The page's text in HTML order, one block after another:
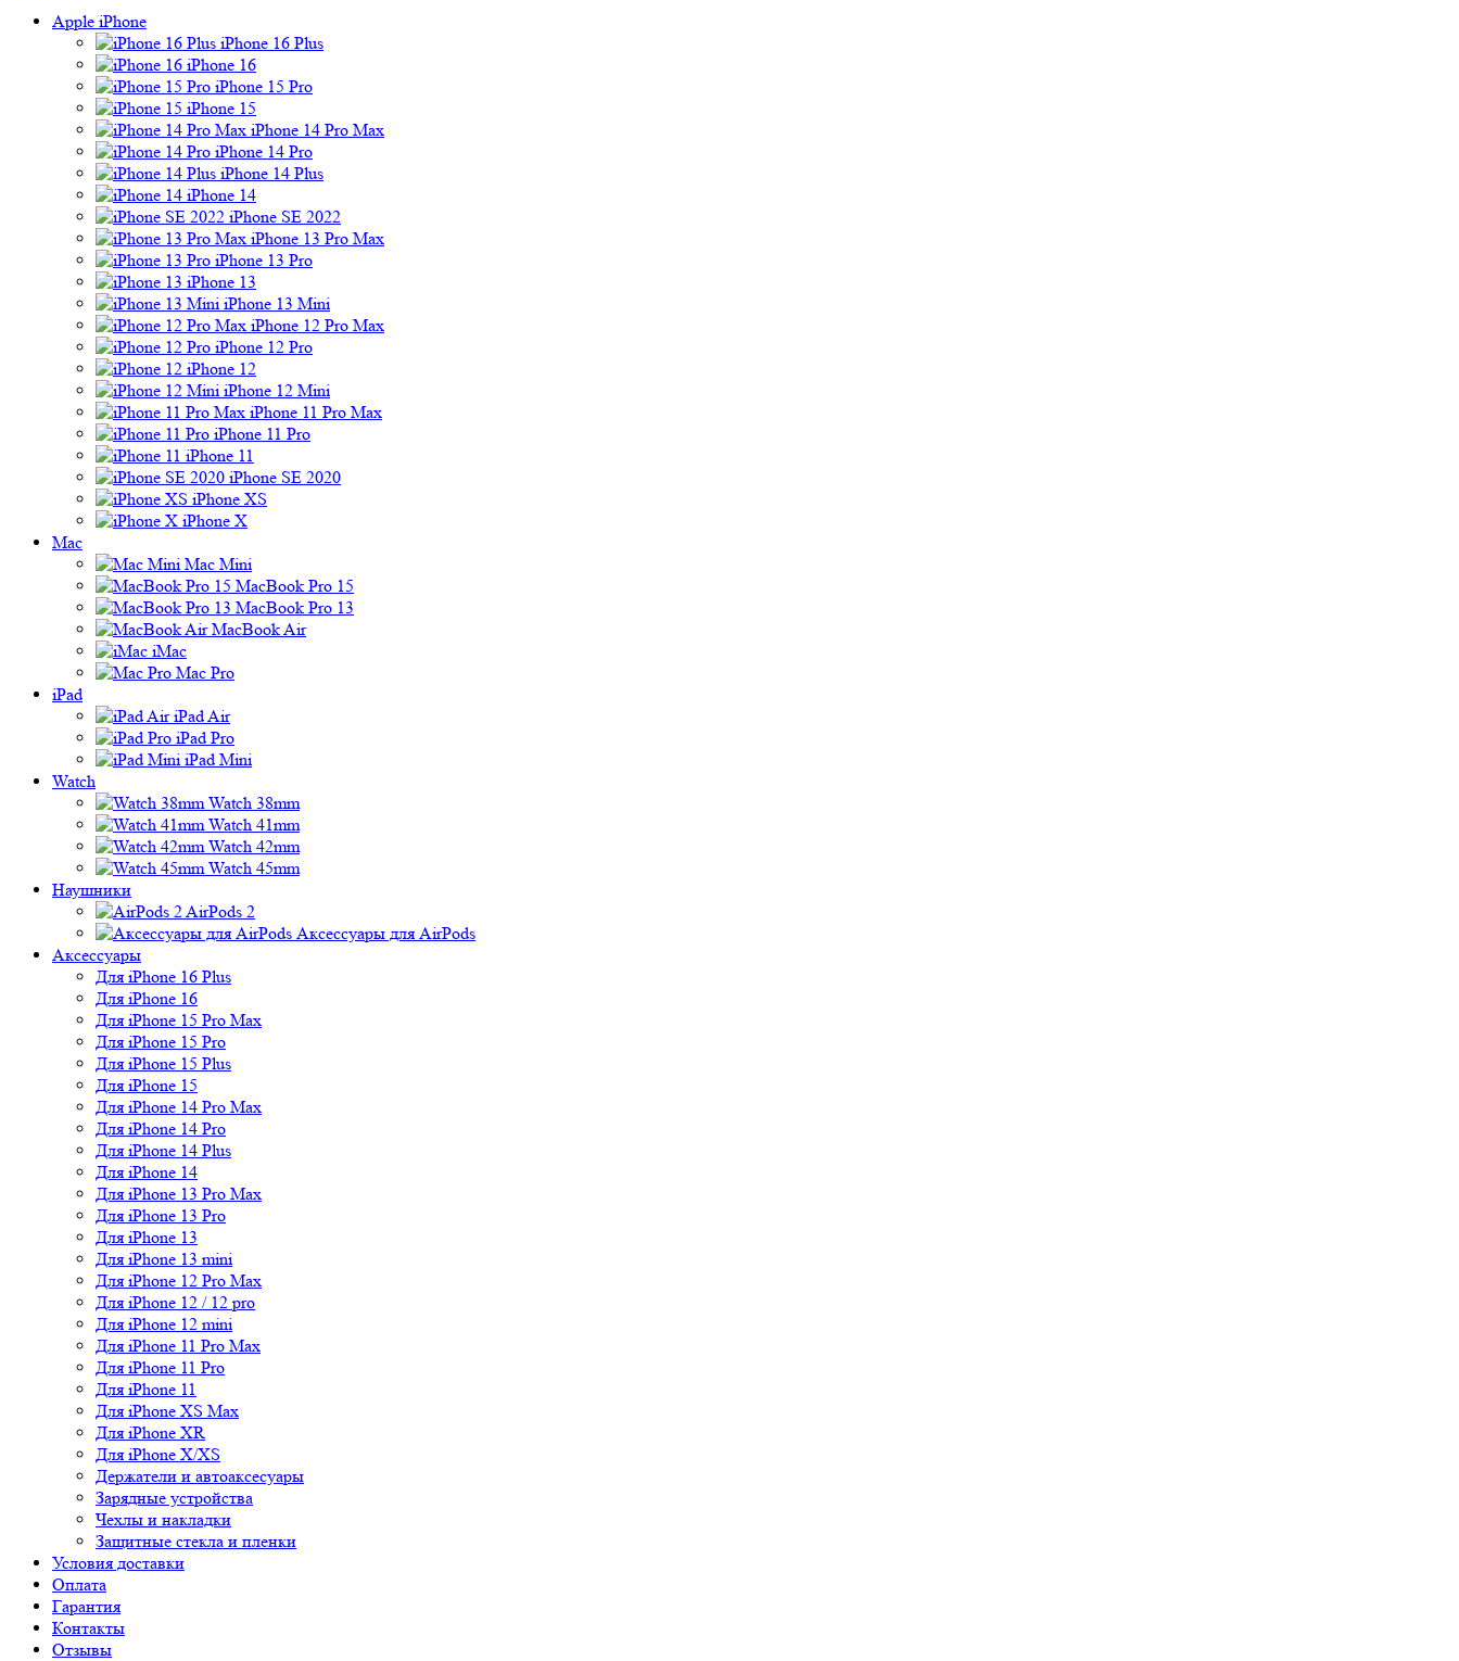
Apple iPhone
iPhone 16 Plus
iPhone 16
iPhone 15 Pro
iPhone 15
iPhone 14 Pro Max
iPhone 14 Pro
iPhone 14 Plus
iPhone 14
iPhone SE 2022
iPhone 13 Pro Max
iPhone 13 Pro
iPhone 13
iPhone 13 Mini
iPhone 12 Pro Max
iPhone 12 Pro
iPhone 12
iPhone 12 Mini
iPhone 11 Pro Max
iPhone 11 Pro
iPhone 11
iPhone SE 2020
iPhone XS
iPhone X
Mac
Mac Mini
MacBook Pro 15
MacBook Pro 13
MacBook Air
iMac
Mac Pro
iPad
iPad Air
iPad Pro
iPad Mini
Watch
Watch 38mm
Watch 41mm
Watch 42mm
Watch 45mm
Наушники
AirPods 2
Аксессуары для AirPods
Аксессуары
Для iPhone 16 Plus
Для iPhone 16
Для iPhone 15 Pro Max
Для iPhone 15 Pro
Для iPhone 15 Plus
Для iPhone 15
Для iPhone 14 Pro Max
Для iPhone 14 Pro
Для iPhone 14 Plus
Для iPhone 14
Для iPhone 13 Pro Max
Для iPhone 13 Pro
Для iPhone 13
Для iPhone 13 mini
Для iPhone 12 Pro Max
Для iPhone 12 / 12 pro
Для iPhone 12 mini
Для iPhone 11 Pro Max
Для iPhone 11 Pro
Для iPhone 11
Для iPhone XS Max
Для iPhone XR
Для iPhone X/XS
Держатели и автоаксесуары
Зарядные устройства
Чехлы и накладки
Защитные стекла и пленки
Условия доставки
Оплата
Гарантия
Контакты
Отзывы